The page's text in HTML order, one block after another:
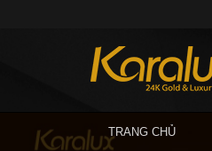
TRANG CHỦ